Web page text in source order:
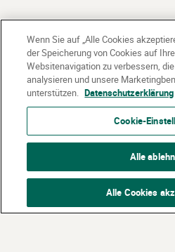
Wenn Sie auf „Alle Cookies
der Speicherung von Cookies auf
Websitenavigation zu verbessern,
analysieren und unsere
unterstützen. Datenschutzerklärung
Cookie-
Alle
Alle Cookies